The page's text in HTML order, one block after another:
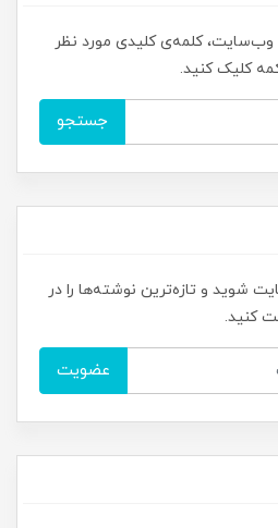
کلمه‌ی کلیدی مورد نظر
کلیک کنید.
جستجو
شوید و تازه‌ترین نوشته‌ها را در
کنید.
عضویت